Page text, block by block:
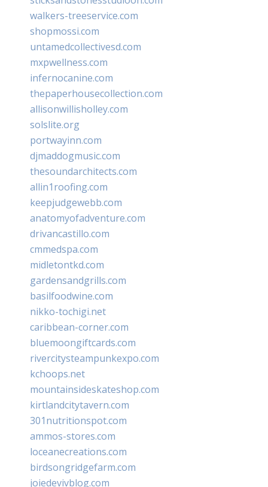
walkers-treeservice.com
shopmossi.com
untamedcollectivesd.com
mxpwellness.com
infernocanine.com
thepaperhousecollection.com
allisonwillisholley.com
solslite.org
portwayinn.com
djmaddogmusic.com
thesoundarchitects.com
allin1roofing.com
keepjudgewebb.com
anatomyofadventure.com
drivancastillo.com
cmmedspa.com
midletontkd.com
gardensandgrills.com
basilfoodwine.com
nikko-tochigi.net
caribbean-corner.com
bluemoongiftcards.com
rivercitysteampunkexpo.com
kchoops.net
mountainsideskateshop.com
kirtlandcitytavern.com
301nutritionspot.com
ammos-stores.com
loceanecreations.com
birdsongridgefarm.com
joiedevivblog.com